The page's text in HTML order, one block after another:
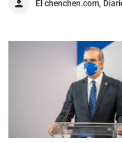
El chenchen.com,